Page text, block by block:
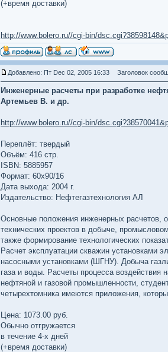
(+время доставки)
http://www.bolero.ru//cgi-bin/
Добавлено: Пт Dec 02, 2005 16:33 Заголовок
Инженерные расчеты при разработке
Артемьев В. и др.
http://www.bolero.ru//cgi-bin/
Переплёт: твердый
Объём: 416 стр.
ISBN: 5885957
Формат: 60х90/16
Дата выхода: 2004 г.
Издательство: Нефтегазтехнология АЛ
Основные положения инженерных расчетов,
технических проектов в добыче,
также формирование технологических
Расчет эксплуатации скважин установками
насосными установками (ШГНУ). Добыча
газа и воды. Расчеты процесса
нефтяной и газовой промышленности,
четырехтомника имеются приложения,
Цена: 1073.00 руб.
Обычно отгружается
в течение 4-х дней
(+время доставки)